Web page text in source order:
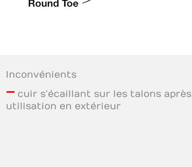
Inconvénients
– cuir s’écaillant sur les talons après
utilisation en extérieur